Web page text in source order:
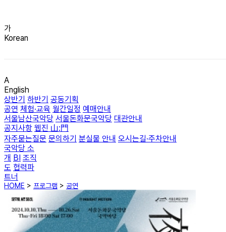
가
Korean
A
English
상반기 하반기 공동기획
공연 체험·교육 월간일정 예매안내
서울남산국악당 서울돈화문국악당 대관안내
공지사항 웹진 山:門
자주묻는질문 문의하기 분실물 안내 오시는길·주차안내
국악당 소
개 BI 조직
도 협력파
트너
HOME > 프로그램 > 공연